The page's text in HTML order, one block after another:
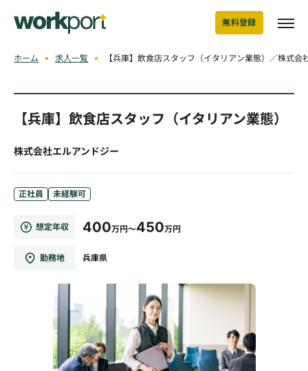
無料登録
ホーム 求人一覧 【兵庫】飲食店スタッフ（イタリアン業態）／株式会
【兵庫】飲食店スタッフ（イタリアン業態）
株式会社エルアンドジー
正社員 未経験可
想定年収 400万円～450万円
勤務地 兵庫県